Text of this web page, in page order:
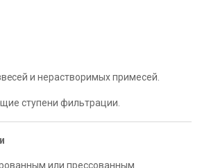
и нерастворимых примесей.
ступени фильтрации.
или прессованным